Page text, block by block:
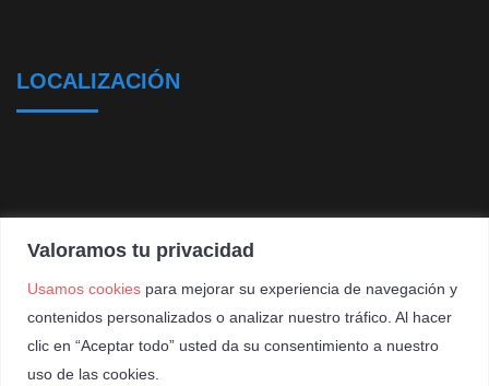
Valoramos tu privacidad
Usamos cookies para mejorar su experiencia de navegación y
contenidos personalizados o analizar nuestro tráfico. Al hacer
clic en “Aceptar todo” usted da su consentimiento a nuestro
uso de las cookies.
LOCALIZACIÓN